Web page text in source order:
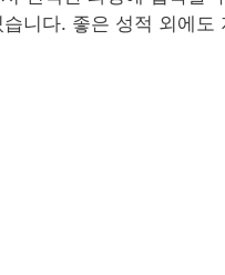
니다. 좋은 성적 외에도